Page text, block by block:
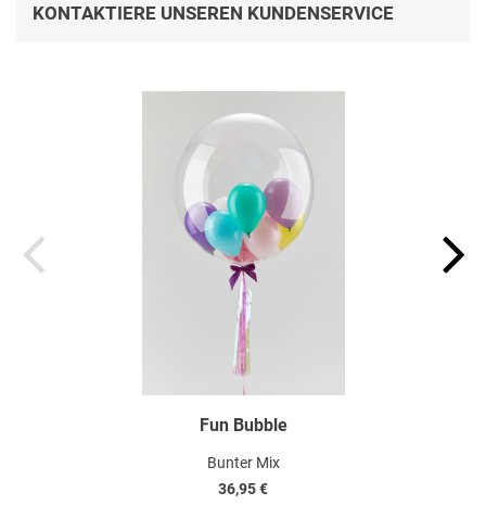
KONTAKTIERE UNSEREN KUNDENSERVICE
Fun Bubble
Bunter Mix
36,95 €